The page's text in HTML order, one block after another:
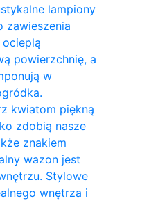
lampiony
zawieszenia
powierzchnię, a
w
kwiatom piękną
zdobią nasze
znakiem
wazon jest
Stylowe
wnętrza i